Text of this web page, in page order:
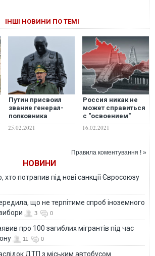
ІНШІ НОВИНИ ПО ТЕМІ
Путин присвоил
звание генерал-
полковника
преступнику,
25.02.2021
Россия никак не
может справиться
с "освоением"
третий раз
16.02.2021
Правила коментування ! »
НОВИНИ
хто потрапив під нові санкції Євросоюзу
що не терпітиме спроб іноземного
3 0
про 100 загиблих мігрантів під час
11 0
ДТП з міським автобусом